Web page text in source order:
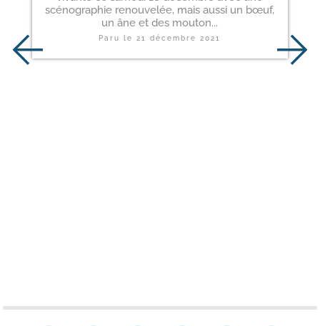
scénographie renouvelée, mais aussi un bœuf,
un âne et des mouton...
Paru le21 décembre 2021